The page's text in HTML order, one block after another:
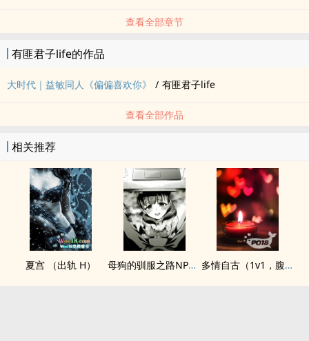
查看全部章节
有匪君子life的作品
大时代｜益敏同人《偏偏喜欢你》 / 有匪君子life
查看全部作品
相关推荐
夏宫 （出轨 H） 母狗的驯服之路NP（强制爱） 多情自古（1v1，腹黑内侍&amp;咸鱼皇后）